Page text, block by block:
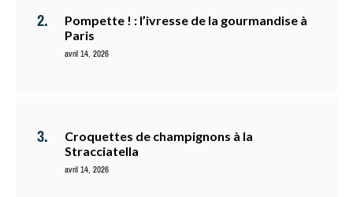
Pompette ! : l’ivresse de la gourmandise à
Paris
avril 14, 2026
Croquettes de champignons à la
Stracciatella
avril 14, 2026